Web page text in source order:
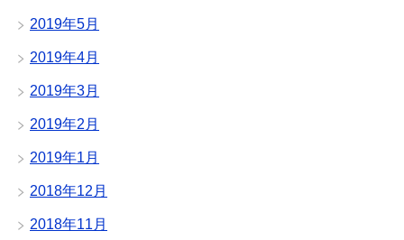
2019年5月
2019年4月
2019年3月
2019年2月
2019年1月
2018年12月
2018年11月